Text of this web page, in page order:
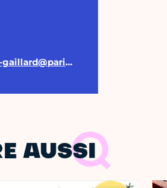
bibliotheque.walser-gaillard@paris.fr
AUSSI